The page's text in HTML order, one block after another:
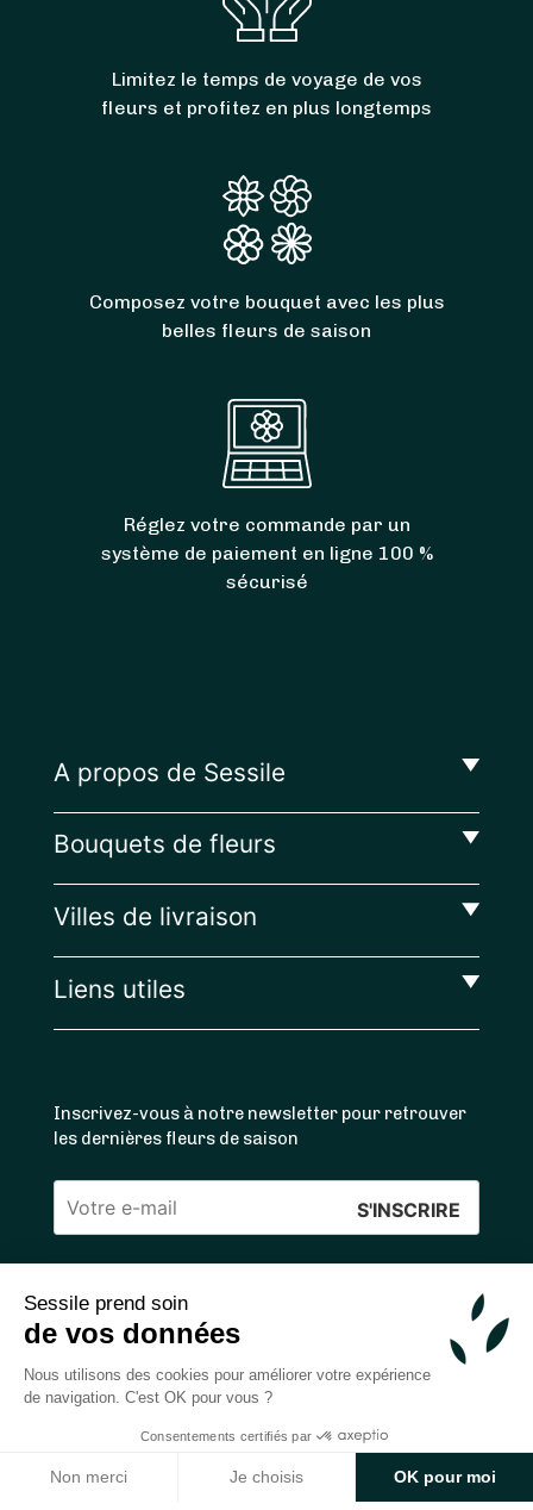
Sessile prend soin
de vos données
Nous utilisons des cookies pour améliorer votre expérience
de navigation. C'est OK pour vous ?
Consentements certifiés par
Non merci Je choisis OK pour moi
Limitez le temps de voyage de vos
fleurs et profitez en plus longtemps
Composez votre bouquet avec les plus
belles fleurs de saison
Réglez votre commande par un
système de paiement en ligne 100 %
sécurisé
A propos de Sessile
Bouquets de fleurs
Villes de livraison
Liens utiles
Inscrivez-vous à notre newsletter pour retrouver
les dernières fleurs de saison
ce
champ
vide.
4.4/5 ⭐ | 120 000+ bouquets livrés |
Achats 100% sécurisés
2026 — © Sessile SAS